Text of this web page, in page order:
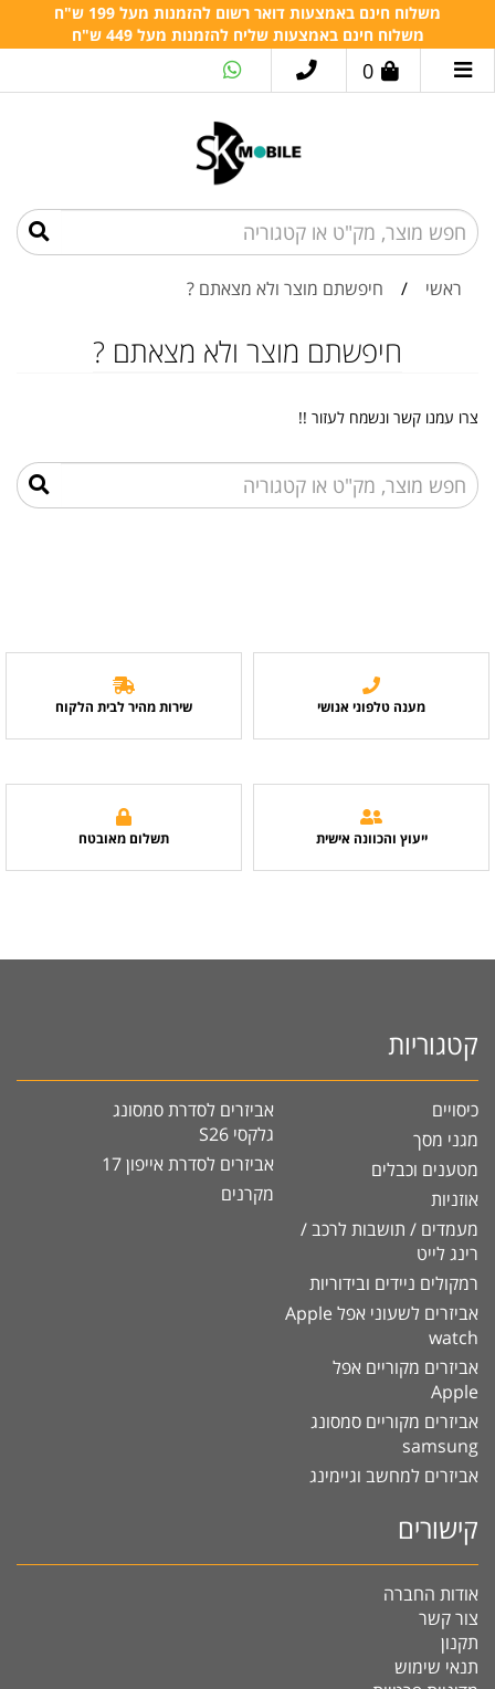
משלוח חינם באמצעות דואר רשום להזמנות מעל 199 ש"ח
משלוח חינם באמצעות שליח להזמנות מעל 449 ש"ח
0
ראשי / חיפשתם מוצר ולא מצאתם ?
חיפשתם מוצר ולא מצאתם ?
צרו עמנו קשר ונשמח לעזור !!
מענה טלפוני אנושי שירות מהיר לבית הלקוח
ייעוץ והכוונה אישית תשלום מאובטח
קטגוריות
כיסויים
מגני מסך
מטענים וכבלים
אוזניות
מעמדים / תושבות לרכב /
רינג לייט
רמקולים ניידים ובידוריות
אביזרים לשעוני אפל Apple
watch
אביזרים מקוריים אפל
Apple
אביזרים מקוריים סמסונג
samsung
אביזרים למחשב וגיימינג
אביזרים לסדרת סמסונג
גלקסי S26
אביזרים לסדרת אייפון 17
מקרנים
קישורים
אודות החברה
צור קשר
תקנון
תנאי שימוש